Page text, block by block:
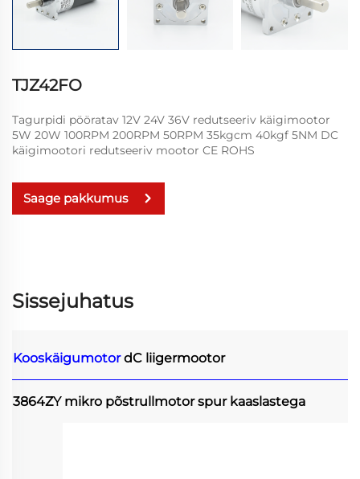
TJZ42FO
Tagurpidi pööratav 12V 24V 36V redutseeriv käigimootor
5W 20W 100RPM 200RPM 50RPM 35kgcm 40kgf 5NM DC
käigimootori redutseeriv mootor CE ROHS
Saage pakkumus
Sissejuhatus
KooskäigumotordC liigermootor
3864ZY mikro põstrullmotor spur kaaslastega